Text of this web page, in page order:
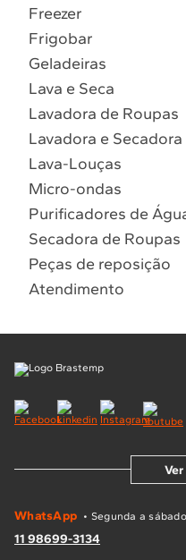
Freezer
Frigobar
Geladeiras
Lava e Seca
Lavadora de Roupas
Lavadora e Secadora
Lava-Louças
Micro-ondas
Purificadores de
Secadora de Roupas
Peças de reposição
Atendimento
WhatsApp • Segunda a
11 98699-3134